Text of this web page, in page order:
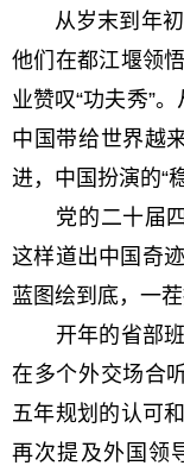
从岁末到年初
他们在都江堰领
业赞叹“功夫秀”
中国带给世界越
进，中国扮演的“
党的二十届四
这样道出中国奇
蓝图绘到底，一茬
开年的省部班
在多个外交场合
五年规划的认可
再次提及外国领